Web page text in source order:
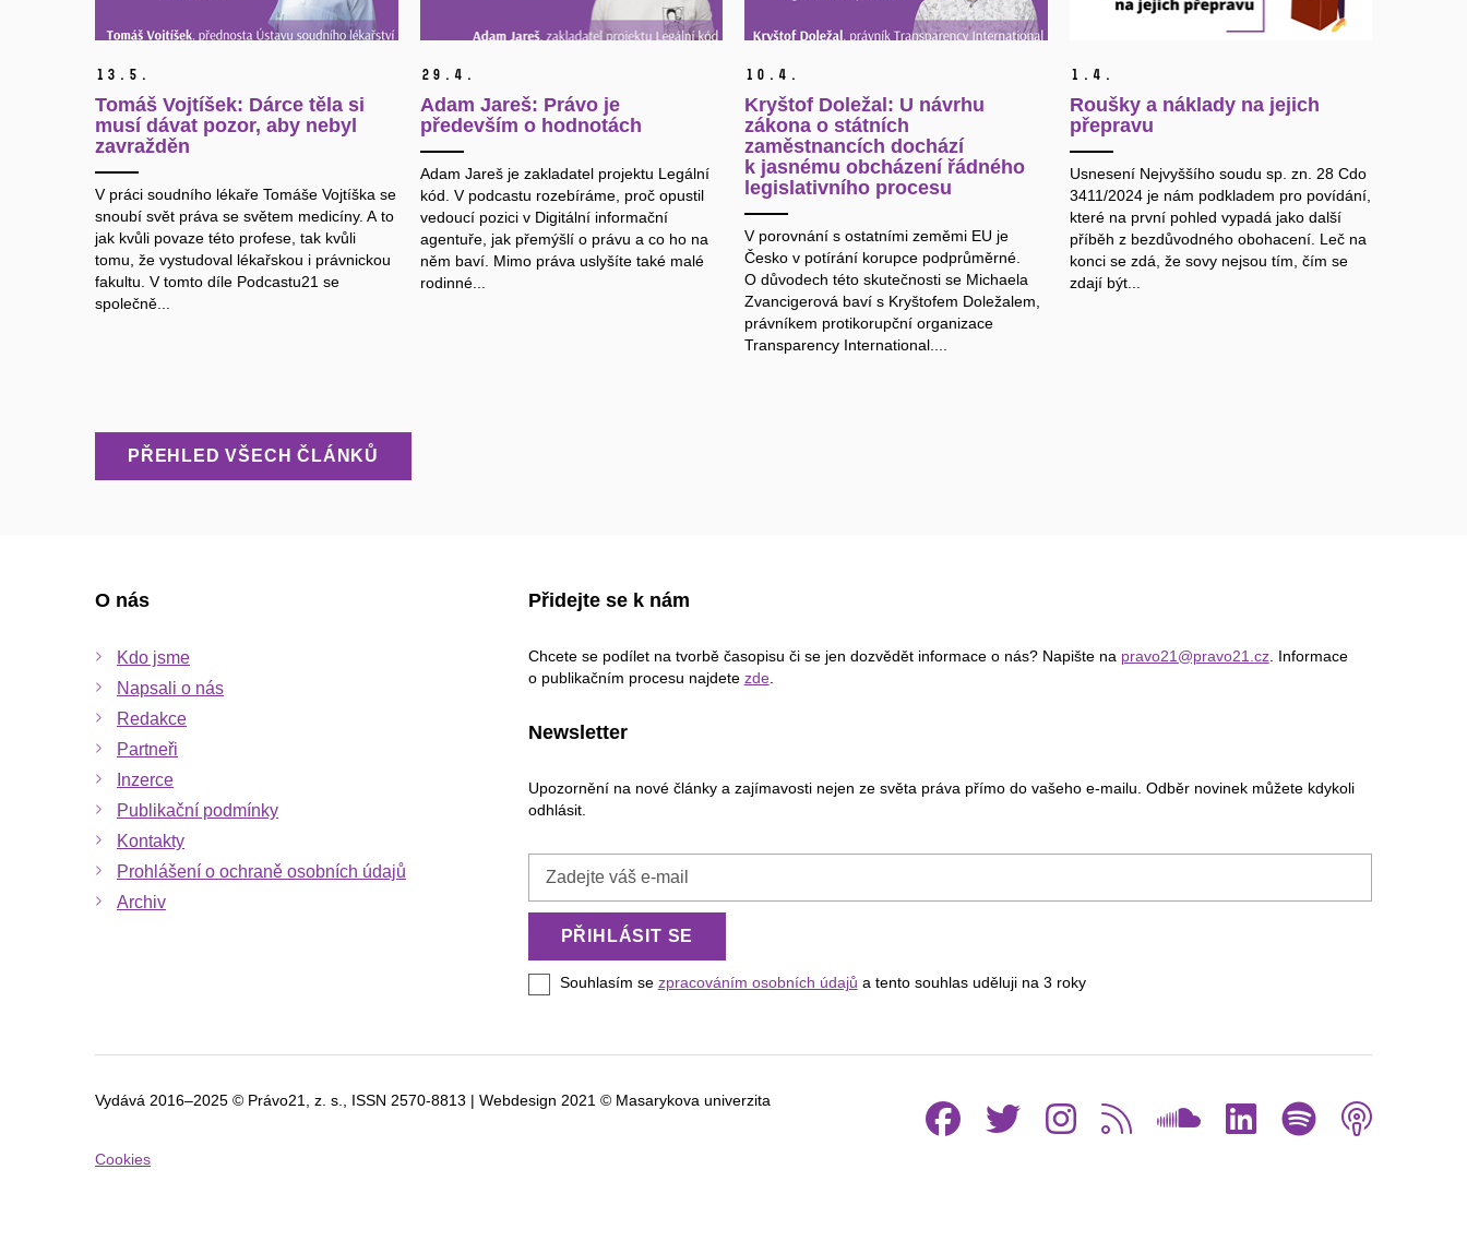
13. 5.
Tomáš Vojtíšek: Dárce těla si
musí dávat pozor, aby nebyl
zavražděn
V práci soudního lékaře Tomáše Vojtíška se
snoubí svět práva se světem medicíny. A to
jak kvůli povaze této profese, tak kvůli
tomu, že vystudoval lékařskou i právnickou
fakultu. V tomto díle Podcastu21 se
společně...
29. 4.
Adam Jareš: Právo je
především o hodnotách
Adam Jareš je zakladatel projektu Legální
kód. V podcastu rozebíráme, proč opustil
vedoucí pozici v Digitální informační
agentuře, jak přemýšlí o právu a co ho na
něm baví. Mimo práva uslyšíte také malé
rodinné...
10. 4.
Kryštof Doležal: U návrhu
zákona o státních
zaměstnancích dochází
k jasnému obcházení řádného
legislativního procesu
V porovnání s ostatními zeměmi EU je
Česko v potírání korupce podprůměrné.
O důvodech této skutečnosti se Michaela
Zvancigerová baví s Kryštofem Doležalem,
právníkem protikorupční organizace
Transparency International....
1. 4.
Roušky a náklady na jejich
přepravu
Usnesení Nejvyššího soudu sp. zn. 28 Cdo
3411/2024 je nám podkladem pro povídání,
které na první pohled vypadá jako další
příběh z bezdůvodného obohacení. Leč na
konci se zdá, že sovy nejsou tím, čím se
zdají být...
PŘEHLED VŠECH ČLÁNKŮ
O nás
Kdo jsme
Napsali o nás
Redakce
Partneři
Inzerce
Publikační podmínky
Kontakty
Prohlášení o ochraně osobních údajů
Archiv
Přidejte se k nám
Chcete se podílet na tvorbě časopisu či se jen dozvědět informace o nás? Napište na pravo21@pravo21.cz. Informace
o publikačním procesu najdete zde.
Newsletter
Upozornění na nové články a zajímavosti nejen ze světa práva přímo do vašeho e-mailu. Odběr novinek můžete kdykoli
odhlásit.
e-
PŘIHLÁSIT SE
Souhlasím se zpracováním osobních údajů a tento souhlas uděluji na 3 roky
Vydává 2016–2025 © Právo21, z. s., ISSN 2570-8813 | Webdesign 2021 © Masarykova univerzita
Cookies
Facebook
Twitter
Instagram
RSSSoundCloud
LinkedIn